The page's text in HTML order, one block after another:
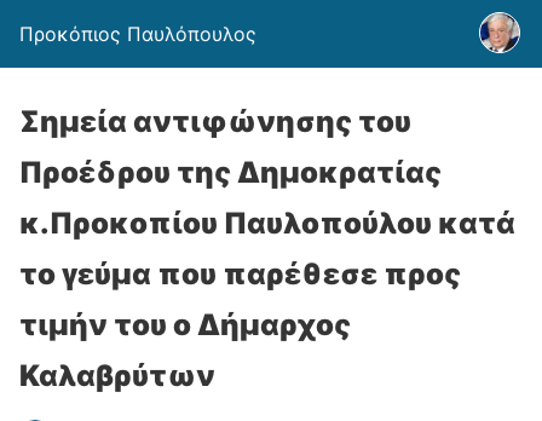
Προκόπιος Παυλόπουλος
Σημεία αντιφώνησης του
Προέδρου της Δημοκρατίας
κ.Προκοπίου Παυλοπούλου κατά
το γεύμα που παρέθεσε προς
τιμήν του ο Δήμαρχος
Καλαβρύτων